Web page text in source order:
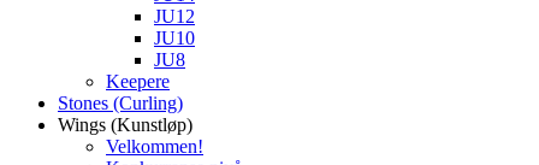
JU12
JU10
JU8
Keepere
Stones (Curling)
Wings (Kunstløp)
Velkommen!